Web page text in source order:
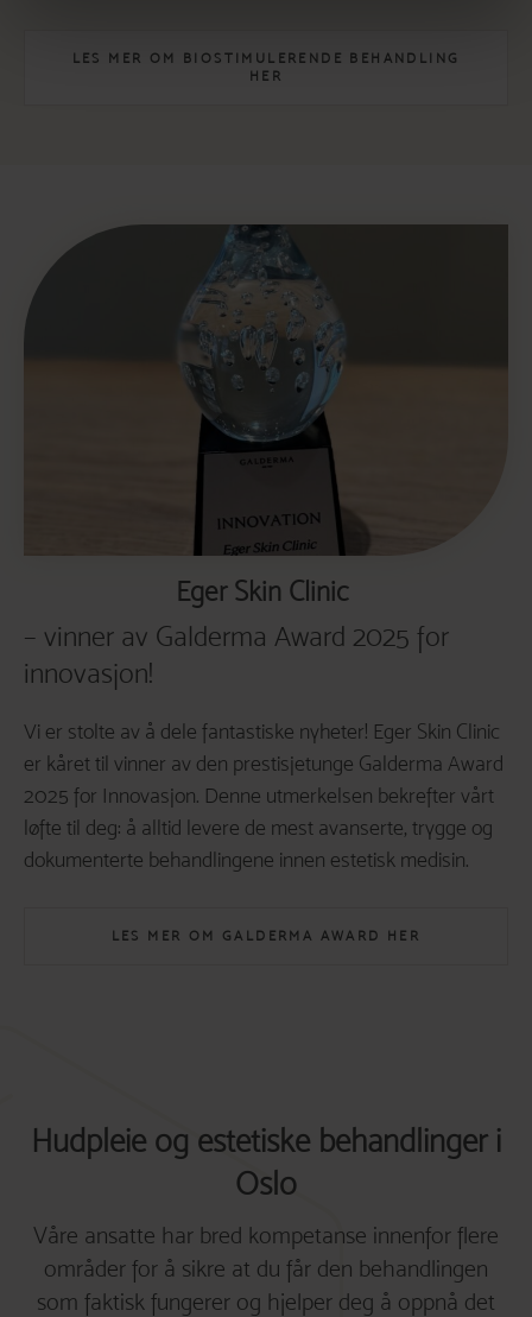
LES MER OM BIOSTIMULERENDE BEHANDLING
HER
Eger Skin Clinic
– vinner av Galderma Award 2025 for
innovasjon!
Vi er stolte av å dele fantastiske nyheter! Eger Skin Clinic
er kåret til vinner av den prestisjetunge Galderma Award
2025 for Innovasjon. Denne utmerkelsen bekrefter vårt
løfte til deg: å alltid levere de mest avanserte, trygge og
dokumenterte behandlingene innen estetisk medisin.
LES MER OM GALDERMA AWARD HER
Hudpleie og estetiske behandlinger i
Oslo
Våre ansatte har bred kompetanse innenfor flere
områder for å sikre at du får den behandlingen
som faktisk fungerer og hjelper deg å oppnå det